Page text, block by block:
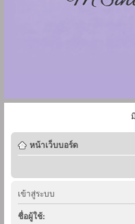
หน้าเว็บบอร์ด
เข้าสู่ระบบ
ชื่อผู้ใช้: